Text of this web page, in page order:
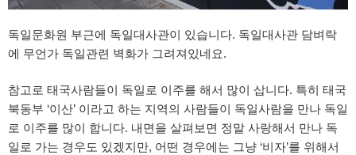
독일문화원 부근에 독일대사관이 있습니다. 독일대사관 담벼락
에 무언가 독일관련 벽화가 그려져있네요.
참고로 태국사람들이 독일로 이주를 해서 많이 삽니다. 특히 태국
북동부 ‘이산’ 이라고 하는 지역의 사람들이 독일사람을 만나 독일
로 이주를 많이 합니다. 내면을 살펴보면 정말 사랑해서 만나 독
일로 가는 경우도 있겠지만, 어떤 경우에는 그냥 ‘비자’를 위해서